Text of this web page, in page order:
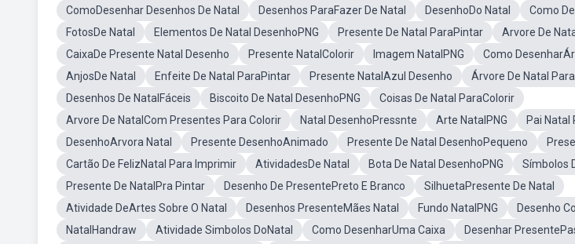
ComoDesenhar Desenhos De Natal
Desenhos ParaFazer De Natal DesenhoDo Natal
Como
FotosDe Natal
Elementos De Natal DesenhoPNG Presente De Natal ParaPintar
Arvore De
CaixaDe Presente Natal Desenho
Presente NatalColorir Imagem NatalPNG
Como
AnjosDe Natal
Enfeite De Natal ParaPintar Presente NatalAzul Desenho
Árvore De Natal
Desenhos De NatalFáceis
Biscoito De Natal DesenhoPNG
Coisas De Natal ParaColorir
Arvore De NatalCom Presentes Para Colorir
Natal DesenhoPressnte Arte NatalPNG
Pai Natal
DesenhoArvora Natal
Presente DesenhoAnimado Presente De Natal DesenhoPequeno
Cartão De FelizNatal Para Imprimir
AtividadesDe Natal Bota De Natal DesenhoPNG
Símbolos
Presente De NatalPra Pintar
Desenho De PresentePreto E Branco
SilhuetaPresente De Natal
Atividade DeArtes Sobre O Natal
Desenhos PresenteMães Natal Fundo NatalPNG
Desenho
NatalHandraw
Atividade Simbolos DoNatal Como DesenharUma Caixa
Desenhar